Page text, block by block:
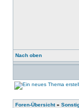
Nach oben
Foren-Übersicht»